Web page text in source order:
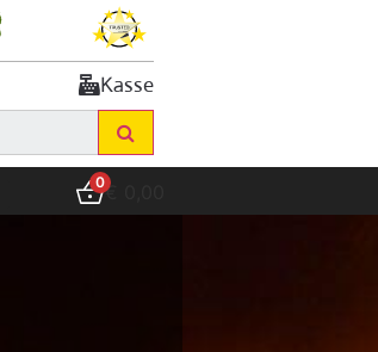
Kasse
0€